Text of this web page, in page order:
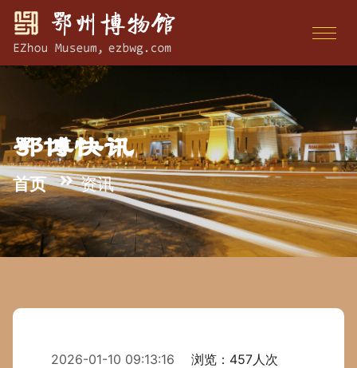
鄂博快讯
首页 资讯
2026-01-10 09:13:16 浏览：457人次